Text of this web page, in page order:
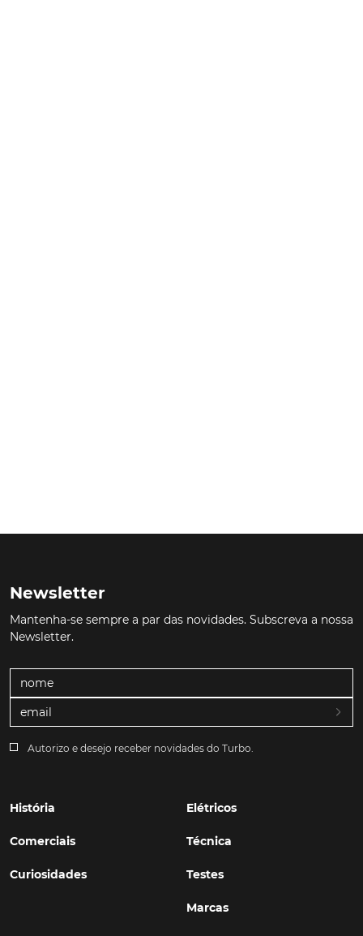
Newsletter
Mantenha-se sempre a par das novidades. Subscreva a nossa
Newsletter.
Autorizo e desejo receber novidades do Turbo.
História
Comerciais
Curiosidades
Elétricos
Técnica
Testes
Marcas